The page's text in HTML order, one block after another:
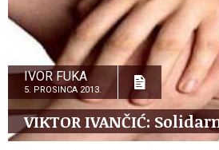
IVOR FUKA
5. PROSINCA 2013.
VIKTOR IVANČIĆ: